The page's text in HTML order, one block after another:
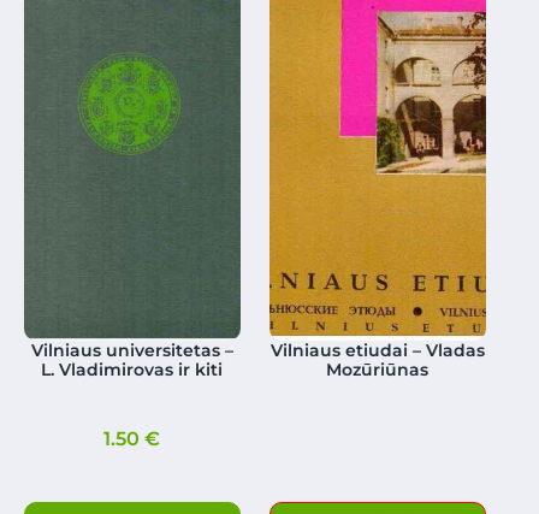
Vilniaus universitetas –
L. Vladimirovas ir kiti
1.50€
Vilniaus etiudai – Vladas
Mozūriūnas